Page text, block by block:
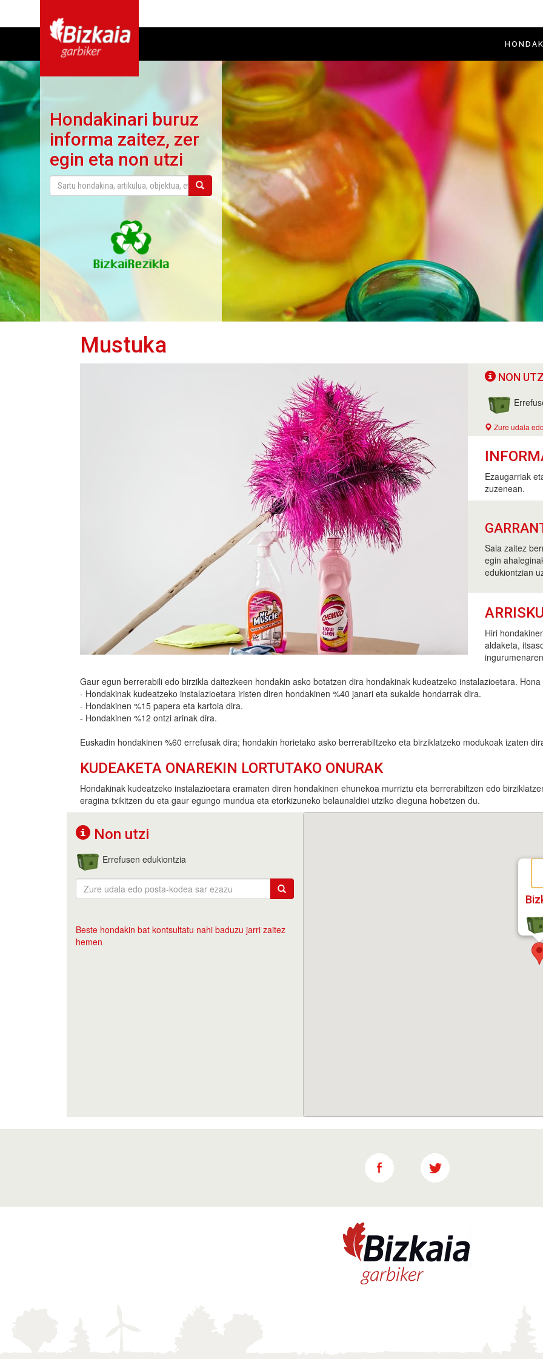
Hondakinari buruz
informa zaitez, zer
egin eta non utzi
Mustuka
NON
Zure udala
Ezaugarriak
zuzenean.
Saia zaitez
egin
edukiontzian
Hiri
aldaketa,
Gaur egun berrerabili edo birzikla daitezkeen hondakin asko botatzen dira hondakinak kudeatzeko instalazioetara.
- Hondakinak kudeatzeko instalazioetara iristen diren hondakinen %40 janari eta sukalde hondarrak dira.
- Hondakinen %15 papera eta kartoia dira.
- Hondakinen %12 ontzi arinak dira.
Euskadin hondakinen %60 errefusak dira; hondakin horietako asko berrerabiltzeko eta birziklatzeko modukoak izaten
KUDEAKETA ONAREKIN LORTUTAKO ONURAK
Hondakinak kudeatzeko instalazioetara eramaten diren hondakinen ehunekoa murriztu eta berrerabiltzen edo
eragina txikitzen du eta gaur egungo mundua eta etorkizuneko belaunaldiei utziko dieguna hobetzen du.
Non utzi
Errefusen edukiontzia
Beste hondakin bat kontsultatu nahi baduzu jarri zaitez
hemen